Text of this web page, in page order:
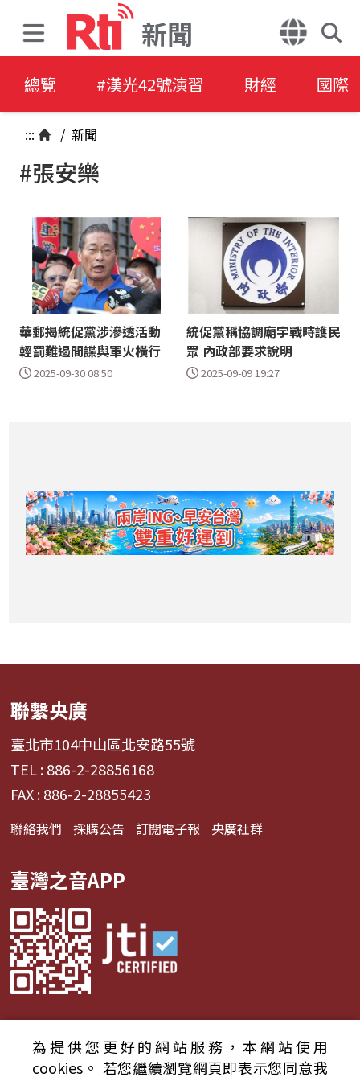
新聞
總覽 #漢光42號演習 財經 國際
::: / 新聞
#張安樂
華郵揭統促黨涉滲透活動
輕罰難遏間諜與軍火橫行
2025-09-30 08:50
統促黨稱協調廟宇戰時護民
眾 內政部要求說明
2025-09-09 19:27
聯繫央廣
臺北市104中山區北安路55號
TEL : 886-2-28856168
FAX : 886-2-28855423
聯絡我們 採購公告 訂閱電子報 央廣社群
臺灣之音APP
© 2024財團法人中央廣播電臺 版權所有
為提供您更好的網站服務，本網站使用
cookies。 若您繼續瀏覽網頁即表示您同意我